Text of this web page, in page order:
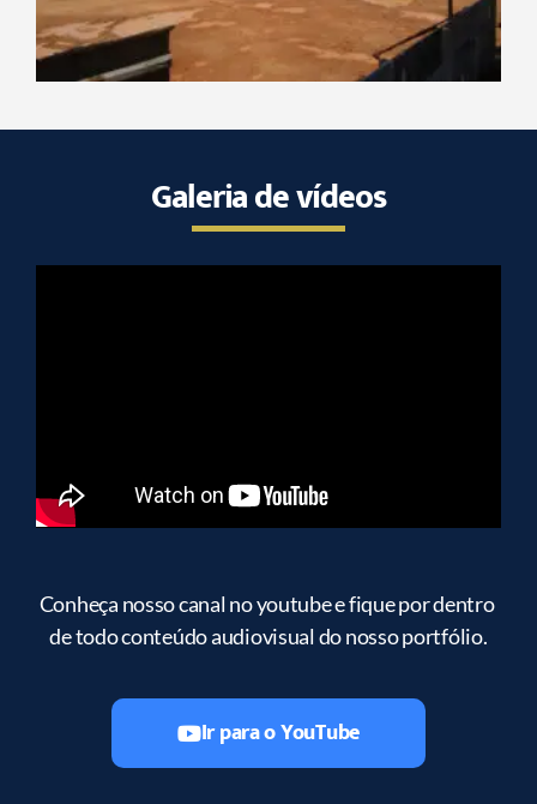
Galeria de vídeos
Conheça nosso canal no youtube e fique por dentro
de todo conteúdo audiovisual do nosso portfólio.
Ir para o YouTube